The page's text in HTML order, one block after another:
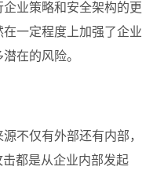
业策略和安全架构的更
一定程度上加强了企业
在的风险。
不仅有外部还有内部，
都是从企业内部发起